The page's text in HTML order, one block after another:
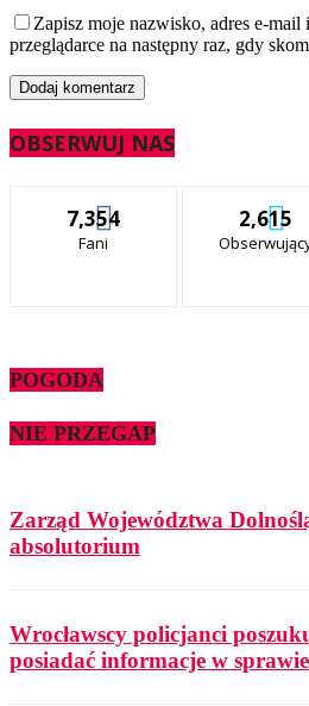
Zapisz moje nazwisko, adres e-
przeglądarce na następny raz, gdy
OBSERWUJ NAS
7,354
Fani
2,615
POGODA
NIE PRZEGAP
Zarząd Województwa
absolutorium
Wrocławscy policjanci
posiadać informacje w